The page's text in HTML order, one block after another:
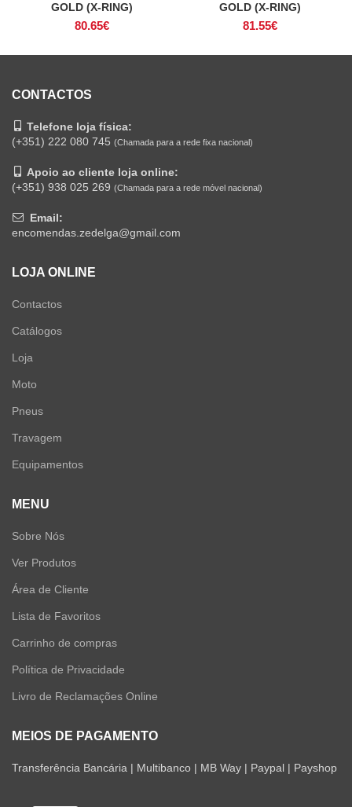
GOLD (X-RING)
80.65€
GOLD (X-RING)
81.55€
CONTACTOS
Telefone loja física:
(+351) 222 080 745 (Chamada para a rede fixa nacional)
Apoio ao cliente loja online:
(+351) 938 025 269 (Chamada para a rede móvel nacional)
Email:
encomendas.zedelga@gmail.com
LOJA ONLINE
Contactos
Catálogos
Loja
Moto
Pneus
Travagem
Equipamentos
MENU
Sobre Nós
Ver Produtos
Área de Cliente
Lista de Favoritos
Carrinho de compras
Política de Privacidade
Livro de Reclamações Online
MEIOS DE PAGAMENTO
Transferência Bancária | Multibanco | MB Way | Paypal | Payshop